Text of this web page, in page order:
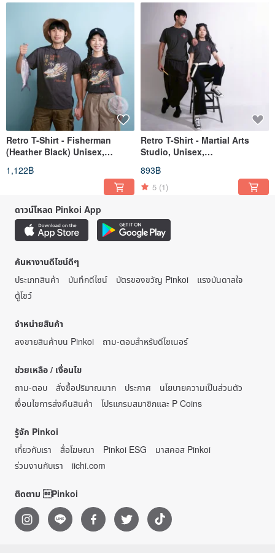
Retro T-Shirt - Fisherman
(Heather Black) Unisex,
Recommended Gift for Men
1,122฿
Retro T-Shirt - Martial Arts
Studio, Unisex,
Recommended Gift for Men
893฿
5 (1)
ดาวน์โหลด Pinkoi App
ค้นหางานดีไซน์ดีๆ
ประเภทสินค้า
บันทึกดีไซน์ บัตรของขวัญ Pinkoi
แรงบันดาลใจ
ตู้โชว์
จำหน่ายสินค้า
ลงขายสินค้าบน Pinkoi
ถาม-ตอบสำหรับดีไซเนอร์
ช่วยเหลือ / เงื่อนไข
ถาม-ตอบ
สั่งซื้อปริมาณมาก ประกาศ
นโยบายความเป็นส่วนตัว
เงื่อนไขการส่งคืนสินค้า
โปรแกรมสมาชิกและ P Coins
รู้จัก Pinkoi
เกี่ยวกับเรา
สื่อโฆษณา Pinkoi ESG
มาสคอส Pinkoi
ร่วมงานกับเรา
iichi.com
ติดตาม Pinkoi